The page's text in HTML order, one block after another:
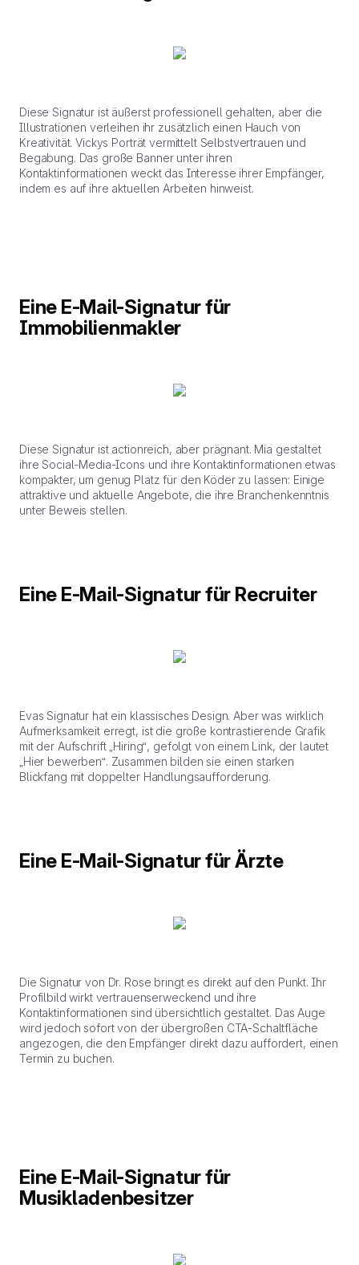
Diese Signatur ist äußerst professionell gehalten, aber die
Illustrationen verleihen ihr zusätzlich einen Hauch von
Kreativität. Vickys Porträt vermittelt Selbstvertrauen und
Begabung. Das große Banner unter ihren
Kontaktinformationen weckt das Interesse ihrer Empfänger,
indem es auf ihre aktuellen Arbeiten hinweist.
Eine E-Mail-Signatur für
Immobilienmakler
Diese Signatur ist actionreich, aber prägnant. Mia gestaltet
ihre Social-Media-Icons und ihre Kontaktinformationen etwas
kompakter, um genug Platz für den Köder zu lassen: Einige
attraktive und aktuelle Angebote, die ihre Branchenkenntnis
unter Beweis stellen.
Eine E-Mail-Signatur für Recruiter
Evas Signatur hat ein klassisches Design. Aber was wirklich
Aufmerksamkeit erregt, ist die große kontrastierende Grafik
mit der Aufschrift „Hiring“, gefolgt von einem Link, der lautet
„Hier bewerben“. Zusammen bilden sie einen starken
Blickfang mit doppelter Handlungsaufforderung.
Eine E-Mail-Signatur für Ärzte
Die Signatur von Dr. Rose bringt es direkt auf den Punkt. Ihr
Profilbild wirkt vertrauenserweckend und ihre
Kontaktinformationen sind übersichtlich gestaltet. Das Auge
wird jedoch sofort von der übergroßen CTA-Schaltfläche
angezogen, die den Empfänger direkt dazu auffordert, einen
Termin zu buchen.
Eine E-Mail-Signatur für
Musikladenbesitzer